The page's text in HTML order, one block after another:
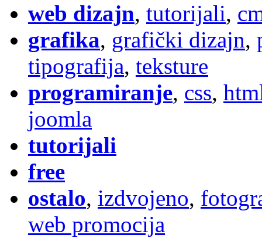
web dizajn, tutorijali,
grafika, grafički dizajn,
tipografija, teksture
programiranje, css,
joomla
tutorijali
free
ostalo, izdvojeno,
web promocija